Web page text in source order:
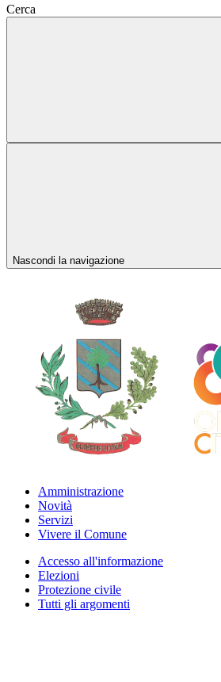
Cerca
Nascondi la navigazione
Amministrazione
Novità
Servizi
Vivere il Comune
Accesso all'informazione
Elezioni
Protezione civile
Tutti gli argomenti